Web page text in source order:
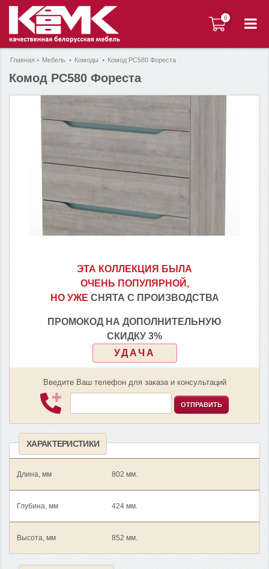
0
0
Главная Мебель Комоды Комод РС580 Фореста
Комод РС580 Фореста
ЭТА КОЛЛЕКЦИЯ БЫЛА
ОЧЕНЬ ПОПУЛЯРНОЙ,
НО УЖЕ СНЯТА С ПРОИЗВОДСТВА
ПРОМОКОД НА ДОПОЛНИТЕЛЬНУЮ
СКИДКУ 3%
УДАЧА
Введите Ваш телефон для заказа и консультаций
ОТПРАВИТЬ
ХАРАКТЕРИСТИКИ
Длина, мм 802 мм.
Глубина, мм 424 мм.
Высота, мм 852 мм.